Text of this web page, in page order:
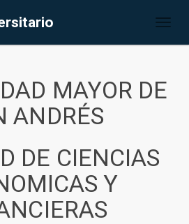
MAYOR DE
ANDRÉS
DE CIENCIAS
Y